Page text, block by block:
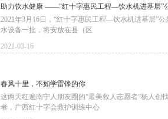
助力饮水健康 ——“红十字惠民工程—饮水机进基层”
2021年3月16日，“红十字惠民工程—饮水机进基层”
水设备一批，将安放在县（区
2021-03-16
春风十里，不如学雷锋的你
这两天红遍南宁人朋友圈的“最美救人志愿者”杨人创
者，广西红十字会救护训练中心